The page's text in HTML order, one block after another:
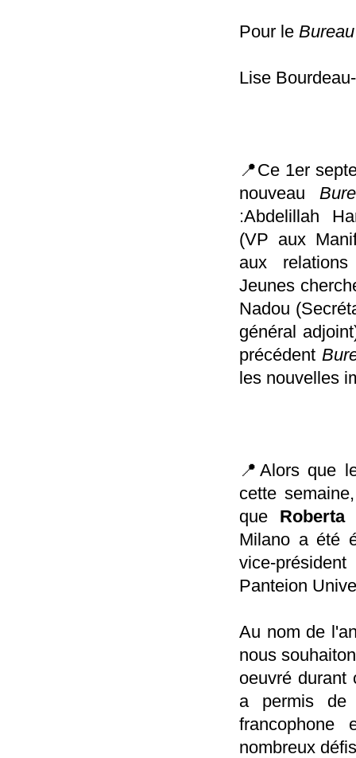
Pour le Bureau
Lise
📍Ce 1er
nouveau
:Abdelillah
(VP aux
aux
Jeunes
Nadou
général
précédent
les nouvelles
📍Alors que
cette
que Roberta
Milano a été
vice-
Panteion
Au nom de
nous
oeuvré durant
a permis de
nombreux